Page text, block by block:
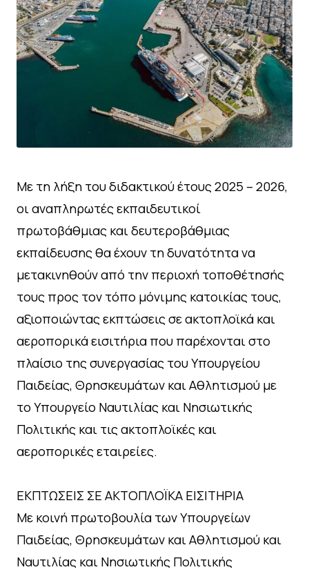
Με τη λήξη του διδακτικού έτους 2025 – 2026,
οι αναπληρωτές εκπαιδευτικοί
πρωτοβάθμιας και δευτεροβάθμιας
εκπαίδευσης θα έχουν τη δυνατότητα να
μετακινηθούν από την περιοχή τοποθέτησής
τους προς τον τόπο μόνιμης κατοικίας τους,
αξιοποιώντας εκπτώσεις σε ακτοπλοϊκά και
αεροπορικά εισιτήρια που παρέχονται στο
πλαίσιο της συνεργασίας του Υπουργείου
Παιδείας, Θρησκευμάτων και Αθλητισμού με
το Υπουργείο Ναυτιλίας και Νησιωτικής
Πολιτικής και τις ακτοπλοϊκές και
αεροπορικές εταιρείες.
ΕΚΠΤΩΣΕΙΣ ΣΕ ΑΚΤΟΠΛΟΪΚΑ ΕΙΣΙΤΗΡΙΑ
Με κοινή πρωτοβουλία των Υπουργείων
Παιδείας, Θρησκευμάτων και Αθλητισμού και
Ναυτιλίας και Νησιωτικής Πολιτικής